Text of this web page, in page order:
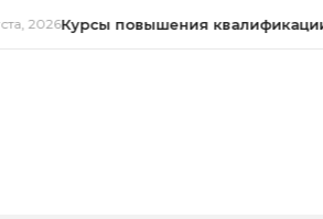
2026Курсы повышения квалификации